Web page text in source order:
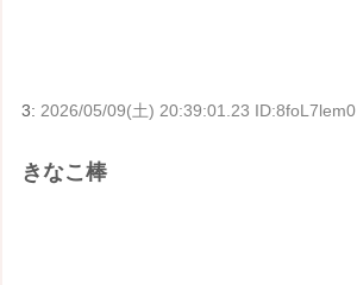
3:2026/05/09(土) 20:39:01.23 ID:8foL7lem0
きなこ棒